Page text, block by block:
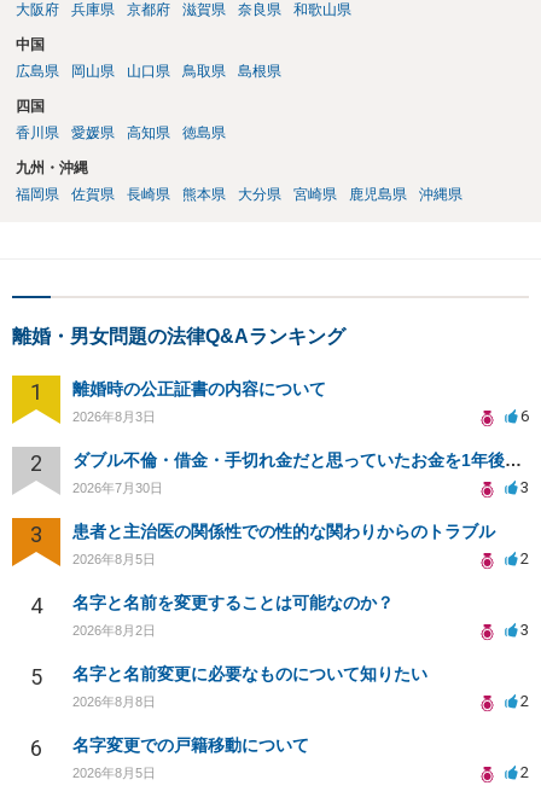
大阪府
兵庫県 京都府 滋賀県 奈良県 和歌山県
中国
広島県
岡山県 山口県 鳥取県 島根県
四国
香川県
愛媛県 高知県 徳島県
九州・沖縄
福岡県
佐賀県 長崎県 熊本県 大分県 宮崎県 鹿児島県 沖縄県
離婚・男女問題の法律Q&Aランキング
1 離婚時の公正証書の内容について
2026年8月3日 6
2 ダブル不倫・借金・手切れ金だと思っていたお金を1年後いまさら脅迫罪として通知書が来てまとめて請求
2026年7月30日 3
3 患者と主治医の関係性での性的な関わりからのトラブル
2026年8月5日 2
4 名字と名前を変更することは可能なのか？
2026年8月2日 3
5 名字と名前変更に必要なものについて知りたい
2026年8月8日 2
6 名字変更での戸籍移動について
2026年8月5日 2